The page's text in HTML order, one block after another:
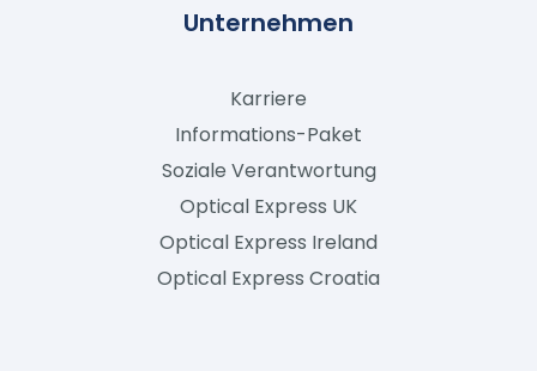
Unternehmen
Karriere
Informations-Paket
Soziale Verantwortung
Optical Express UK
Optical Express Ireland
Optical Express Croatia